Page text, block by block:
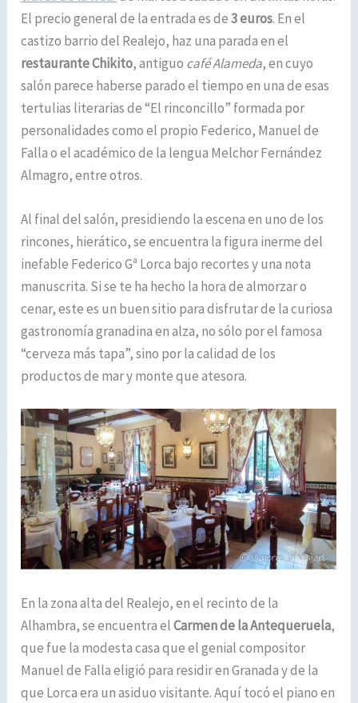
El precio general de la entrada es de3 euros. En el
castizo barrio del Realejo, haz una parada en el
restaurante Chikito, antiguo café Alameda, en cuyo
salón parece haberse parado el tiempo en una de esas
tertulias literarias de “El rinconcillo” formada por
personalidades como el propio Federico, Manuel de
Falla o el académico de la lengua Melchor Fernández
Almagro, entre otros.
Al final del salón, presidiendo la escena en uno de los
rincones, hierático, se encuentra la figura inerme del
inefable Federico Gª Lorca bajo recortes y una nota
manuscrita. Si se te ha hecho la hora de almorzar o
cenar, este es un buen sitio para disfrutar de la curiosa
gastronomía granadina en alza, no sólo por el famosa
“cerveza más tapa”, sino por la calidad de los
productos de mar y monte que atesora.
En la zona alta del Realejo, en el recinto de la
Alhambra, se encuentra elCarmen de la Antequeruela,
que fue la modesta casa que el genial compositor
Manuel de Falla eligió para residir en Granada y de la
que Lorca era un asiduo visitante. Aquí tocó el piano en